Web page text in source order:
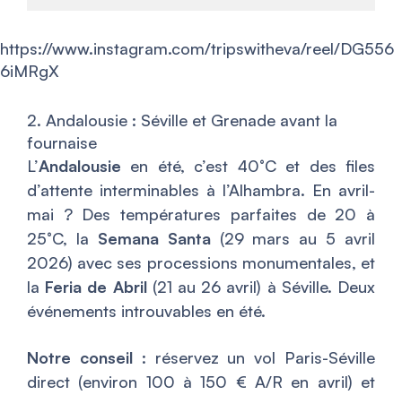
https://www.instagram.com/tripswitheva/reel/DG556
6iMRgX
2. Andalousie : Séville et Grenade avant la
fournaise
L’Andalousie en été, c’est 40°C et des files
d’attente interminables à l’Alhambra. En avril-
mai ? Des températures parfaites de 20 à
25°C, la Semana Santa(29 mars au 5 avril
2026) avec ses processions monumentales, et
la Feria de Abril(21 au 26 avril) à Séville. Deux
événements introuvables en été.
Notre conseil: réservez un vol Paris-Séville
direct (environ 100 à 150 € A/R en avril) et